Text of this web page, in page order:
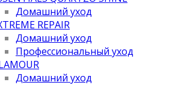
Домашний уход
REPAIR
Домашний уход
Профессиональный уход
Домашний уход